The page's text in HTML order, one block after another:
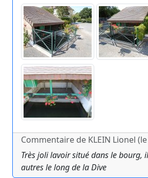
Commentaire de KLEIN Lionel
Très joli lavoir situé dans le bourg,
autres le long de la Dive